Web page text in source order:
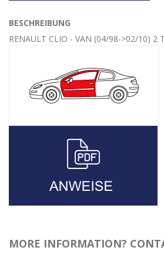
BESCHREIBUNG
RENAULT CLIO - VAN (04/98->02/10) 2
MORE INFORMATION?